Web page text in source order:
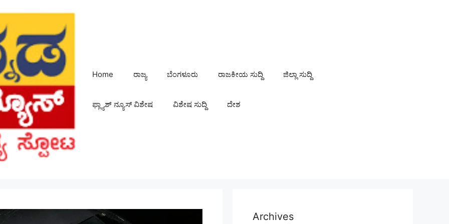
Home ರಾಜ್ಯ ಬೆಂಗಳೂರು ರಾಜಕೀಯ ಸುದ್ದಿ ಜಿಲ್ಲಾ ಸುದ್ದಿ
ಫ್ಲ್ಯಾಶ್ ನ್ಯೂಸ್ ವಿಶೇಷ ವಿಶೇಷ ಸುದ್ದಿ ದೇಶ
Archives